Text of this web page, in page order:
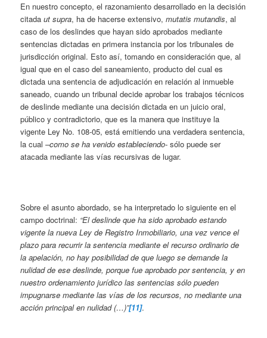
En nuestro concepto, el razonamiento desarrollado en la decisión
citadaut supra, ha de hacerse extensivo,mutatis mutandis, al
caso de los deslindes que hayan sido aprobados mediante
sentencias dictadas en primera instancia por los tribunales de
jurisdicción original. Esto así, tomando en consideración que, al
igual que en el caso del saneamiento, producto del cual es
dictada una sentencia de adjudicación en relación al inmueble
saneado, cuando un tribunal decide aprobar los trabajos técnicos
de deslinde mediante una decisión dictada en un juicio oral,
público y contradictorio, que es la manera que instituye la
vigente Ley No. 108-05, está emitiendo una verdadera sentencia,
la cual–como se ha venido estableciendo- sólo puede ser
atacada mediante las vías recursivas de lugar.
Sobre el asunto abordado, se ha interpretado lo siguiente en el
campo doctrinal: “El deslinde que ha sido aprobado estando
vigente la nueva Ley de Registro Inmobiliario, una vez vence el
plazo para recurrir la sentencia mediante el recurso ordinario de
la apelación, no hay posibilidad de que luego se demande la
nulidad de ese deslinde, porque fue aprobado por sentencia, y en
nuestro ordenamiento jurídico las sentencias sólo pueden
impugnarse mediante las vías de los recursos, no mediante una
acción principal en nulidad (…)”[11].